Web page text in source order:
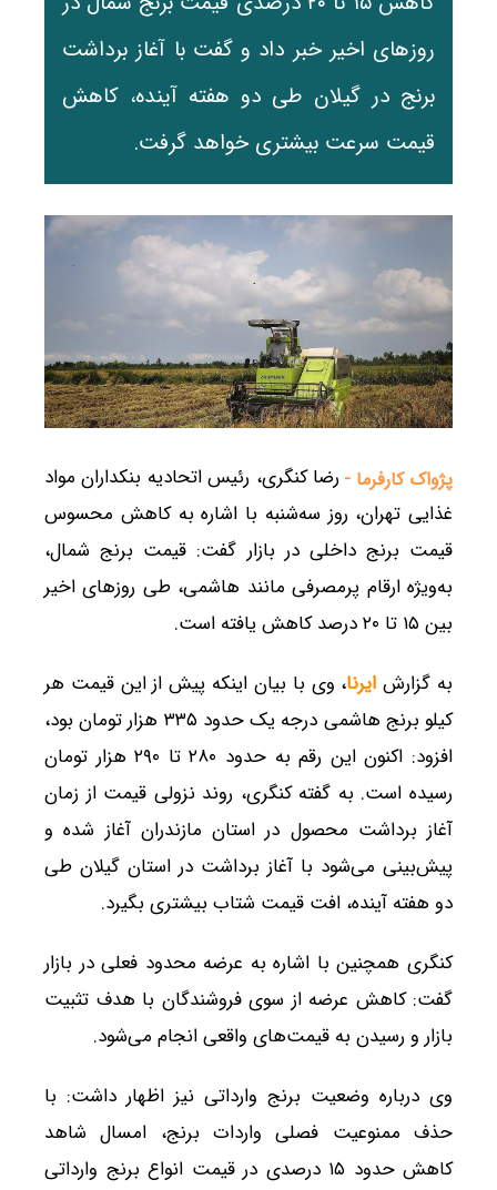
روزهای اخیر خبر داد و گفت با آغاز برداشت
برنج در گیلان طی دو هفته آینده، کاهش
قیمت سرعت بیشتری خواهد گرفت.
پژواک کارفرما - رضا کنگری، رئیس اتحادیه بنکداران مواد
غذایی تهران، روز سه‌شنبه با اشاره به کاهش محسوس
قیمت برنج داخلی در بازار گفت: قیمت برنج شمال،
به‌ویژه ارقام پرمصرفی مانند هاشمی، طی روزهای اخیر
بین ۱۵ تا ۲۰ درصد کاهش یافته است.
به گزارش ایرنا، وی با بیان اینکه پیش از این قیمت هر
کیلو برنج هاشمی درجه یک حدود ۳۳۵ هزار تومان بود،
افزود: اکنون این رقم به حدود ۲۸۰ تا ۲۹۰ هزار تومان
رسیده است. به گفته کنگری، روند نزولی قیمت از زمان
آغاز برداشت محصول در استان مازندران آغاز شده و
پیش‌بینی می‌شود با آغاز برداشت در استان گیلان طی
دو هفته آینده، افت قیمت شتاب بیشتری بگیرد.
کنگری همچنین با اشاره به عرضه محدود فعلی در بازار
گفت: کاهش عرضه از سوی فروشندگان با هدف تثبیت
بازار و رسیدن به قیمت‌های واقعی انجام می‌شود.
وی درباره وضعیت برنج وارداتی نیز اظهار داشت: با
حذف ممنوعیت فصلی واردات برنج، امسال شاهد
کاهش حدود ۱۵ درصدی در قیمت انواع برنج وارداتی